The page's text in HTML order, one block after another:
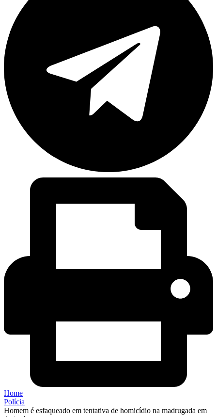
Home
Polícia
Homem é esfaqueado em tentativa de homicídio na madrugada em